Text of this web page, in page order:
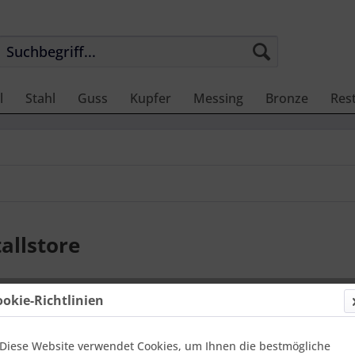
Stahl Guss Kupfer Messing Bronze
Richtlinien
Diese Website verwendet Cookies, um Ihnen die bestmögliche